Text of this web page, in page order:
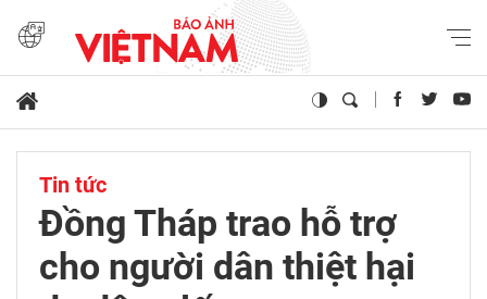
Tin tức
Đồng Tháp trao hỗ trợ
cho người dân thiệt hại